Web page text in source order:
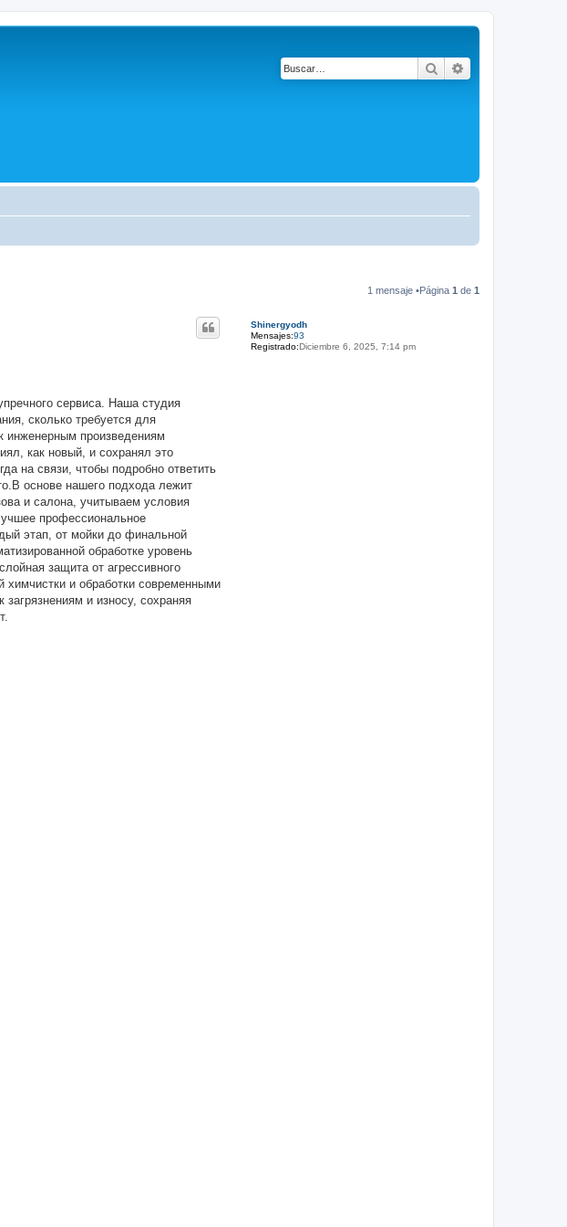
Buscar
1 mensaje •Página 1 de 1
Shinergyodh
Mensajes:93
Registrado:Diciembre 6, 2025, 7:14 pm
сервиса. Наша студия
сколько требуется для
инженерным произведениям
как новый, и сохранял это
на связи, чтобы подробно ответить
основе нашего подхода лежит
и салона, учитываем условия
профессиональное
этап, от мойки до финальной
обработке уровень
защита от агрессивного
и обработки современными
и износу, сохраняя